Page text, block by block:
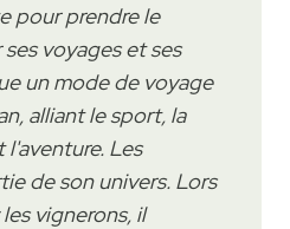
pour prendre le
voyages et ses
un mode de voyage
alliant le sport, la
l'aventure. Les
de son univers. Lors
vignerons, il